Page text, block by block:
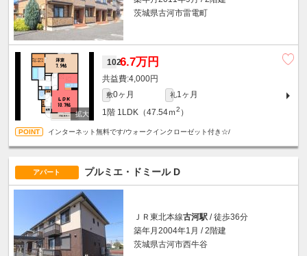
茨城県古河市雷電町
1026.7万円
4,000円
敷0ヶ月 礼1ヶ月
1階 1LDK（47.54ｍ2 ）
インターネット無料です/ウォークインクローゼット付き☆/
アパート プルミエ・ドミール D
ＪＲ東北本線古河駅 / 徒歩36分
築年月2004年1月 / 2階建
茨城県古河市西牛谷